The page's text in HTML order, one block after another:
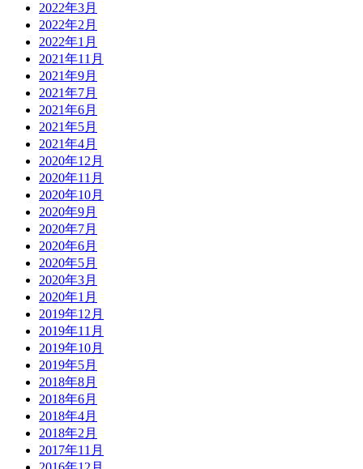
2022年3月
2022年2月
2022年1月
2021年11月
2021年9月
2021年7月
2021年6月
2021年5月
2021年4月
2020年12月
2020年11月
2020年10月
2020年9月
2020年7月
2020年6月
2020年5月
2020年3月
2020年1月
2019年12月
2019年11月
2019年10月
2019年5月
2018年8月
2018年6月
2018年4月
2018年2月
2017年11月